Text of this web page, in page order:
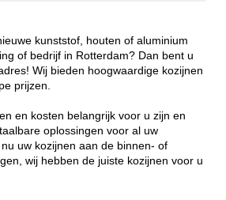
kunststof, houten of aluminium
of bedrijf in Rotterdam? Dan bent u
Wij bieden hoogwaardige kozijnen
prijzen.
en kosten belangrijk voor u zijn en
oplossingen voor al uw
uw kozijnen aan de binnen- of
wij hebben de juiste kozijnen voor u